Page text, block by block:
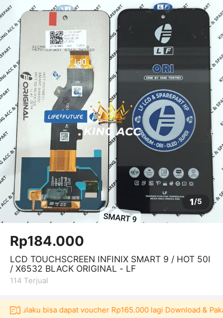
1/5
Rp184.000
LCD TOUCHSCREEN INFINIX SMART 9 / HOT 50I
/ X6532 BLACK ORIGINAL - LF
114 Terjual
bisa dapat voucher Rp165.000 lagi Download & Pakai